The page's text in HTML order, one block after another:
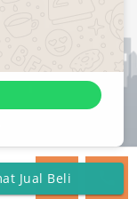
Jual Beli